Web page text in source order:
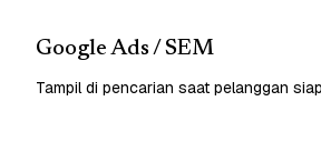
Google Ads / SEM
Tampil di pencarian saat pelanggan